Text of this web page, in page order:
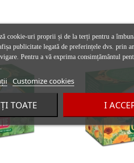
cookie-uri proprii și de la terți pentru a
publicitate legată de preferințele dvs. prin
Pentru a vă exprima consimțământul
Customize cookies
TOATE I